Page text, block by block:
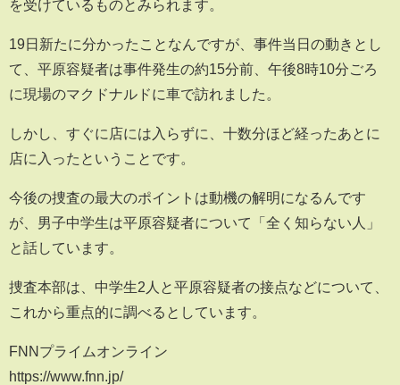
を受けているものとみられます。
19日新たに分かったことなんですが、事件当日の動きとし
て、平原容疑者は事件発生の約15分前、午後8時10分ごろ
に現場のマクドナルドに車で訪れました。
しかし、すぐに店には入らずに、十数分ほど経ったあとに
店に入ったということです。
今後の捜査の最大のポイントは動機の解明になるんです
が、男子中学生は平原容疑者について「全く知らない人」
と話しています。
捜査本部は、中学生2人と平原容疑者の接点などについて、
これから重点的に調べるとしています。
FNNプライムオンライン
https://www.fnn.jp/